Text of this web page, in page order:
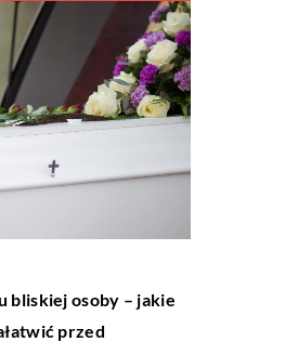
bliskiej osoby – jakie
przed